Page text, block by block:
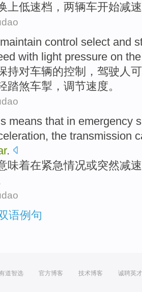
上低速档 ， 两辆车开始减速
maintain control select and
with light pressure on
持对车辆的控制
，驾驶人可
踏煞车掣， 调节速度。
means that in emergency
, the transmission
.
味着在紧急情况或突然减速
语例句
道智选 官方博客 技术博客 诚聘英才